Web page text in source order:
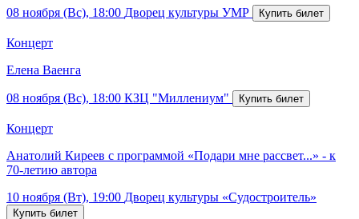
08 ноября (Вс), 18:00 Дворец культуры УМР
Концерт
Елена Ваенга
08 ноября (Вс), 18:00 КЗЦ "Миллениум"
Концерт
Анатолий Киреев с программой «Подари мне рассвет...» - к
70-летию автора
10 ноября (Вт), 19:00 Дворец культуры «Судостроитель»